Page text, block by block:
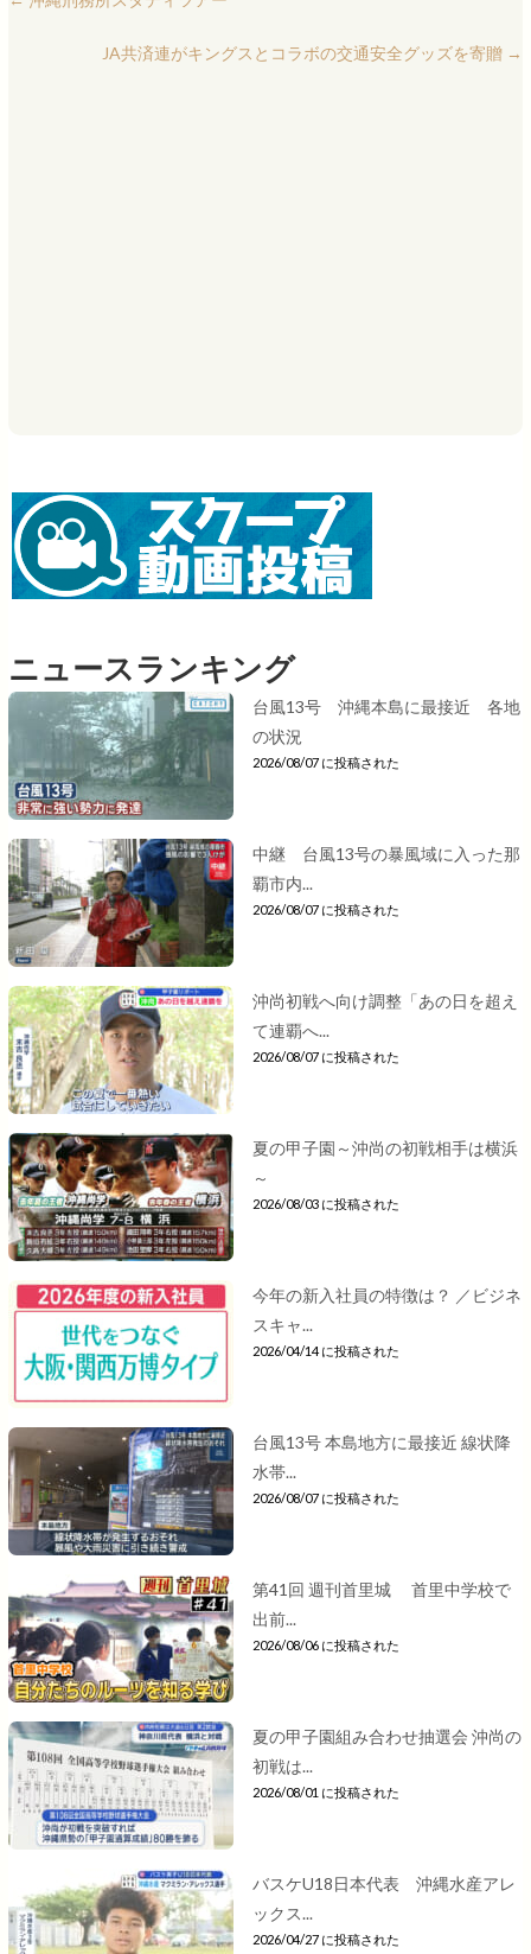
JA共済連がキングスとコラボの交通安全グッズを寄贈 →
ニュースランキング
台風13号 沖縄本島に最接近 各地
の状況
2026/08/07 に投稿された
中継 台風13号の暴風域に入った那
覇市内...
2026/08/07 に投稿された
沖尚初戦へ向け調整「あの日を超え
て連覇へ...
2026/08/07 に投稿された
夏の甲子園～沖尚の初戦相手は横浜
～
2026/08/03 に投稿された
今年の新入社員の特徴は？ ／ビジネ
スキャ...
2026/04/14 に投稿された
台風13号 本島地方に最接近 線状降
水帯...
2026/08/07 に投稿された
第41回 週刊首里城 首里中学校で
出前...
2026/08/06 に投稿された
夏の甲子園組み合わせ抽選会 沖尚の
初戦は...
2026/08/01 に投稿された
バスケU18日本代表 沖縄水産アレ
ックス...
2026/04/27 に投稿された